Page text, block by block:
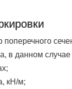
в данном
кН/м;